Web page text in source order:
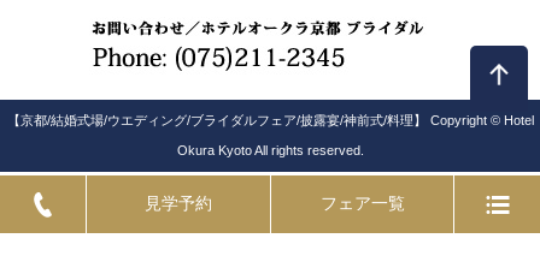
見学予約 フェア一覧
【京都/結婚式場/ウエディング/ブライダルフェア/披露宴/神前式/料理】 Copyright © Hotel
Okura Kyoto All rights reserved.